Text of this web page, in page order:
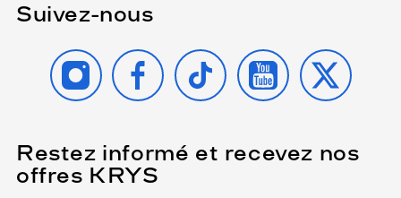
Suivez-nous
INSTAGRAMFACEBOOK
TIKTOK YOUTUBE
X
Restez informé et recevez nos
offres KRYS
Name
(Ce
champ
est
obligatoire)